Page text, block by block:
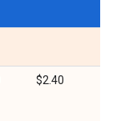
$2.40